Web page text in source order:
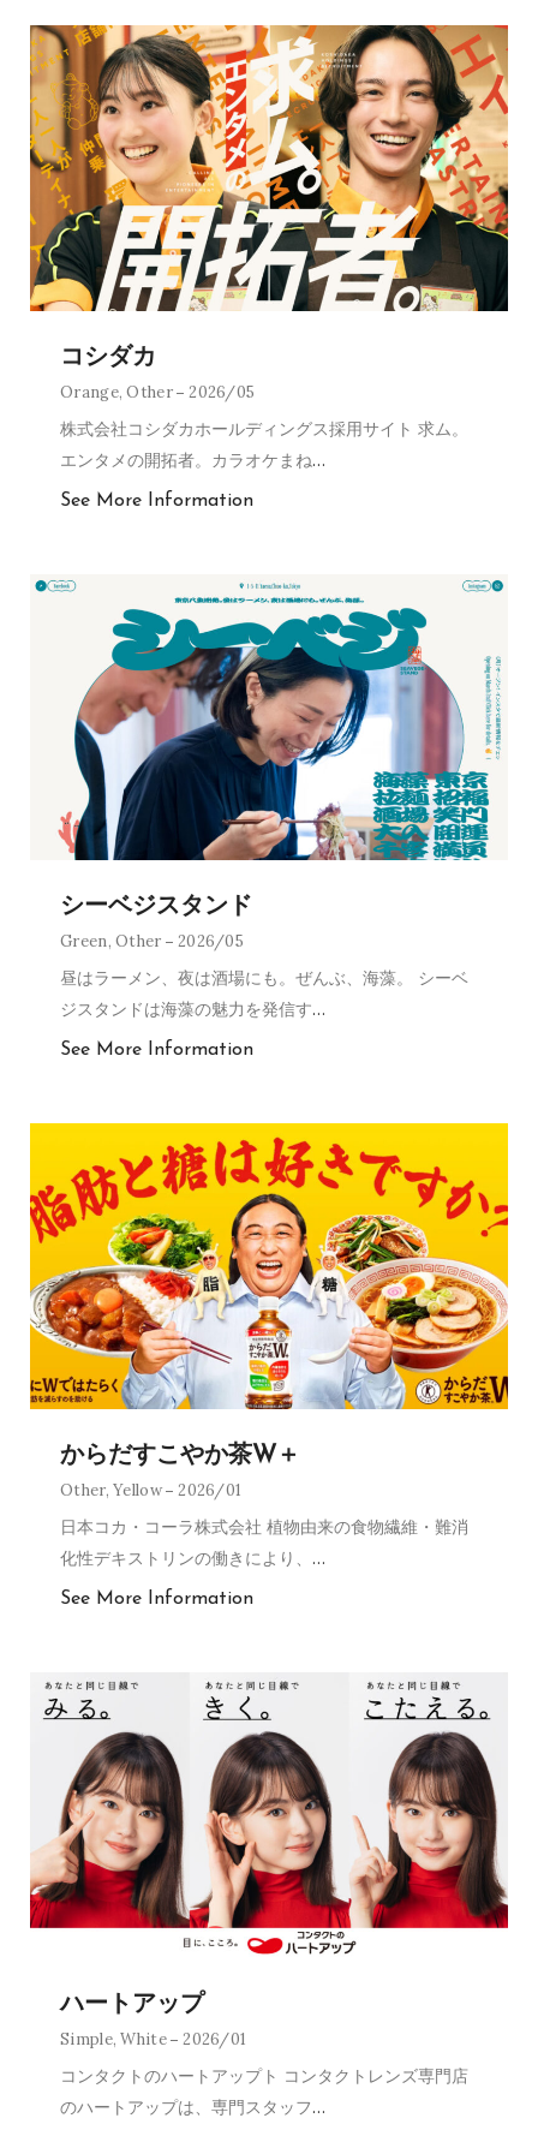
コシダカ
Orange,Other 2026/05
株式会社コシダカホールディングス採用サイト 求ム。
エンタメの開拓者。カラオケまね…
See More Information
シーベジスタンド
Green,Other 2026/05
昼はラーメン、夜は酒場にも。ぜんぶ、海藻。 シーベ
ジスタンドは海藻の魅力を発信す…
See More Information
からだすこやか茶W＋
Other,Yellow 2026/01
日本コカ・コーラ株式会社 植物由来の食物繊維・難消
化性デキストリンの働きにより、 …
See More Information
ハートアップ
Simple,White 2026/01
コンタクトのハートアップト コンタクトレンズ専門店
のハートアップは、専門スタッフ…